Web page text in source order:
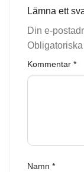
Lämna ett
Din e-
Kommentar *
Namn *